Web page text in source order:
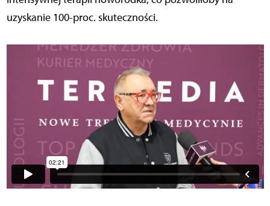
uzyskanie 100-proc. skuteczności.